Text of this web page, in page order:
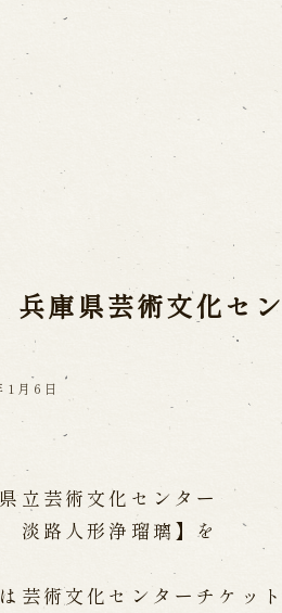
宝 故鶴澤友路師匠
日開催の公演
特別公演「くにうみ」
兵庫県芸術文化
月6日
立芸術文化センター
淡路人形浄瑠璃】を
芸術文化センターチケッ